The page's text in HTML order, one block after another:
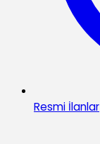
Resmi İlanlar